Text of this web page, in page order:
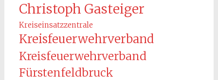
Christoph Gasteiger
Kreiseinsatzzentrale
Kreisfeuerwehrverband
Kreisfeuerwehrverband
Fürstenfeldbruck